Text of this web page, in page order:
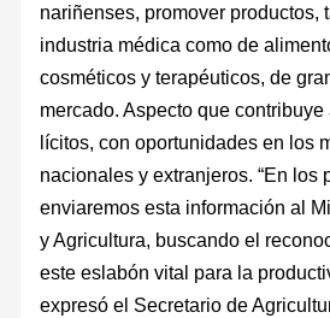
nariñenses, promover productos,
industria médica como de
cosméticos y terapéuticos, de
mercado. Aspecto que
lícitos, con oportunidades en los
nacionales y extranjeros. “En los
enviaremos esta información al
y Agricultura, buscando el
este eslabón vital para la
expresó el Secretario de